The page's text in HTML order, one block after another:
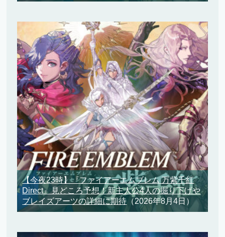
【今夜23時】『ファイアーエムブレム 万紫千紅
Direct』見どころ予想！新主人公4人の掘り下げや
ブレイズアーツの詳細に期待 （2026年8月4日）